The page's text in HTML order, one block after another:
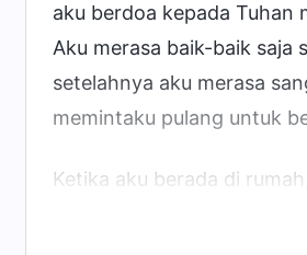
aku berdoa kepada Tuhan
Aku merasa baik-baik saja
setelahnya aku merasa
memintaku pulang untuk
Ketika aku berada di